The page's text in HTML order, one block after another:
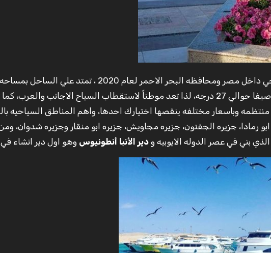
ومساحه كليا 460 كم، متوسط حراره جوها صيفا حوالي 27 درجه، لذا تعد موطناً لاستقطاب السياح الاجانب
وباسعار مختلفه ينقصها اختيارك احدها، واهم المناطق السياحيه
رمادا، جزيره الجفتون، جزيره مجاويش، جزيره ابو منقار وجزيره شدوان،
بني في عصر الدوله الايوبيه و دير الأنبا أنطونيوس وهو اول دير انشاء في